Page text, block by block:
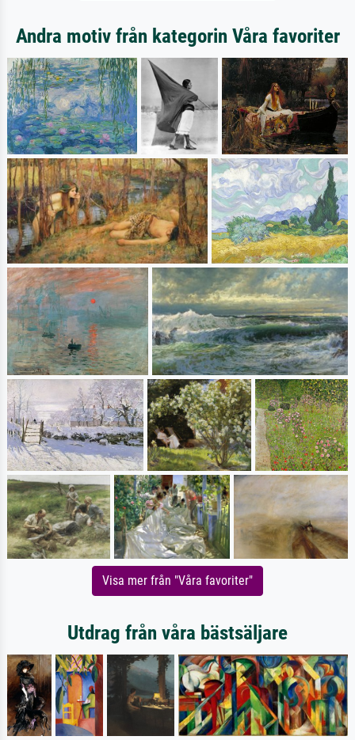
Andra motiv från kategorin Våra favoriter
Visa mer från "Våra favoriter"
Utdrag från våra bästsäljare